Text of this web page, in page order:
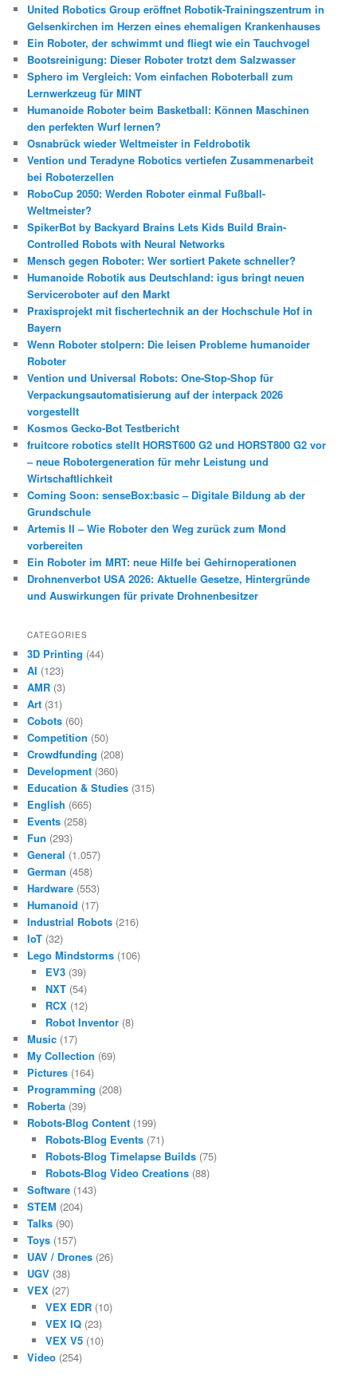
n
United Robotics Group eröffnet Robotik-Trainingszentrum in
Gelsenkirchen im Herzen eines ehemaligen Krankenhauses
Ein Roboter, der schwimmt und fliegt wie ein Tauchvogel
Bootsreinigung: Dieser Roboter trotzt dem Salzwasser
Sphero im Vergleich: Vom einfachen Roboterball zum
Lernwerkzeug für MINT
Humanoide Roboter beim Basketball: Können Maschinen
den perfekten Wurf lernen?
Osnabrück wieder Weltmeister in Feldrobotik
Vention und Teradyne Robotics vertiefen Zusammenarbeit
bei Roboterzellen
RoboCup 2050: Werden Roboter einmal Fußball-
Weltmeister?
SpikerBot by Backyard Brains Lets Kids Build Brain-
Controlled Robots with Neural Networks
Mensch gegen Roboter: Wer sortiert Pakete schneller?
Humanoide Robotik aus Deutschland: igus bringt neuen
Serviceroboter auf den Markt
Praxisprojekt mit fischertechnik an der Hochschule Hof in
Bayern
Wenn Roboter stolpern: Die leisen Probleme humanoider
Roboter
Vention und Universal Robots: One-Stop-Shop für
Verpackungsautomatisierung auf der interpack 2026
vorgestellt
Kosmos Gecko-Bot Testbericht
fruitcore robotics stellt HORST600 G2 und HORST800 G2 vor
– neue Robotergeneration für mehr Leistung und
Wirtschaftlichkeit
Coming Soon: senseBox:basic – Digitale Bildung ab der
Grundschule
Artemis II – Wie Roboter den Weg zurück zum Mond
vorbereiten
Ein Roboter im MRT: neue Hilfe bei Gehirnoperationen
Drohnenverbot USA 2026: Aktuelle Gesetze, Hintergründe
und Auswirkungen für private Drohnenbesitzer
CATEGORIES
3D Printing (44)
AI (123)
AMR (3)
Art (31)
Cobots (60)
Competition (50)
Crowdfunding (208)
Development (360)
Education & Studies (315)
English (665)
Events (258)
Fun (293)
General (1.057)
German (458)
Hardware (553)
Humanoid (17)
Industrial Robots (216)
IoT (32)
Lego Mindstorms (106)
EV3(39)
NXT(54)
RCX(12)
Robot Inventor(8)
Music (17)
My Collection (69)
Pictures (164)
Programming (208)
Roberta (39)
Robots-Blog Content (199)
Robots-Blog Events(71)
Robots-Blog Timelapse Builds(75)
Robots-Blog Video Creations(88)
Software (143)
STEM (204)
Talks (90)
Toys (157)
UAV / Drones (26)
UGV (38)
VEX (27)
VEX EDR(10)
VEX IQ(23)
VEX V5(10)
Video (254)